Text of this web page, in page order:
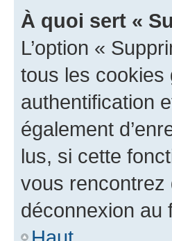
À quoi sert «
L’option «
tous les cookies
authentification
également
lus, si cette
vous rencontrez
déconnexion au